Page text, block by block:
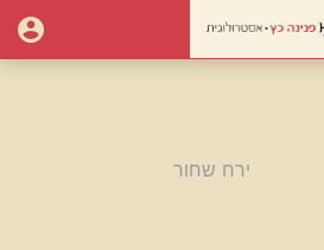
ירח שחור